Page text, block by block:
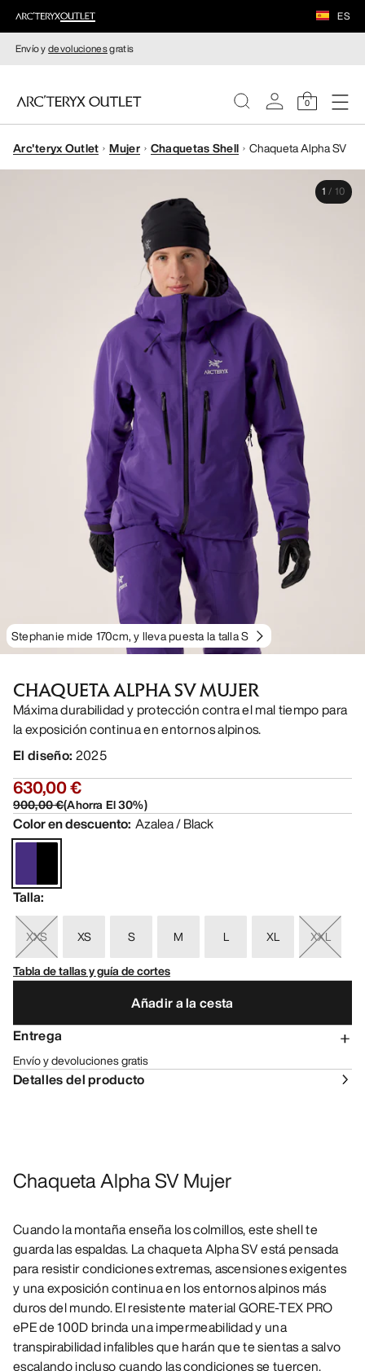
ES
Envío ydevolucionesgratis
0
MUJERE
Arc'teryx Outlet Mujer Chaquetas Shell Chaqueta Alpha SV
Stephanie mide 170cm, y lleva puesta la talla S
1 / 10
CHAQUETA ALPHA SV MUJER
Máxima durabilidad y protección contra el mal tiempo para
la exposición continua en entornos alpinos.
El diseño: 2025
630,00 €
900,00 €(Ahorra El30%)
Color en descuento: Azalea / Black
Talla:
XXS XS S M L XL
XXL
Tabla de tallas y guía de cortes
Añadir a la cesta
Entrega
Envío y devoluciones gratis
Detalles del producto
Chaqueta Alpha SV Mujer
Cuando la montaña enseña los colmillos, este shell te
guarda las espaldas. La chaqueta Alpha SV está pensada
para resistir condiciones extremas, ascensiones exigentes
y una exposición continua en los entornos alpinos más
duros del mundo. El resistente material GORE-TEX PRO
ePE de 100D brinda una impermeabilidad y una
transpirabilidad infalibles que harán que te sientas a salvo
escalando incluso cuando las condiciones se tuercen.